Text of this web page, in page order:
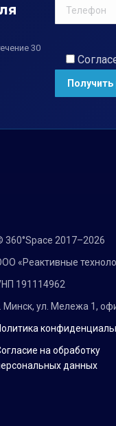
30
360°Space 2017–2026
«Реактивные
191114962
Минск, ул. Мележа 1,
на обработку
данных